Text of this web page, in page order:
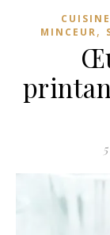
CUISINE
MINCEUR,